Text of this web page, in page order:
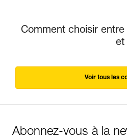
Comment choisir entre
et
Voir tous les
Abonnez-vous à la